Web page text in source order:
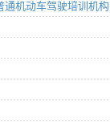
通机动车驾驶培训机构